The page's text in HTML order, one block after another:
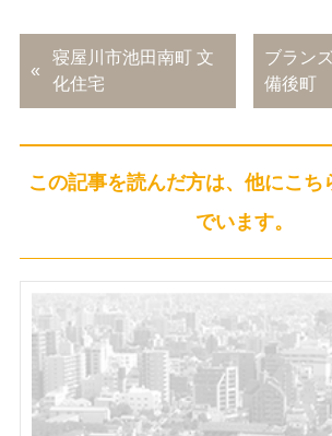
寝屋川市池田南町 文
化住宅
ブラン
備後町
この記事を読んだ方は、他にこち
でいます。